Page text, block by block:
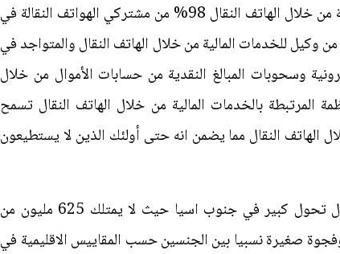
الأمان للحسابات البنكية للمنتفعين وعوضا عن ذلك يغطي مزودو الخدمات المالية من خلال الهاتف النقال 98% من مشتركي الهواتف النقالة في
من المستخدمين تقريبا يعيشون ضمن كيلو متر واحد (0،6 ميل) من وكيل للخدمات المالية من خلال الهاتف النقال والمتواجد في
وسحوبات المبالغ النقدية من حسابات الأموال من خلال
المرتبطة بالخدمات المالية من خلال الهاتف النقال تسمح
الهاتف النقال مما يضمن انه حتى أولئك الذين لا يستطيعون
ان هناك إمكانية لإن تساهم الخدمات المالية من خلال الهاتف النقال في حصول تحول كبير في جنوب اسيا حيث لا يمتلك 625 مليون من
صغيرة نسبيا بين الجنسين حسب المقاييس الاقليمية في